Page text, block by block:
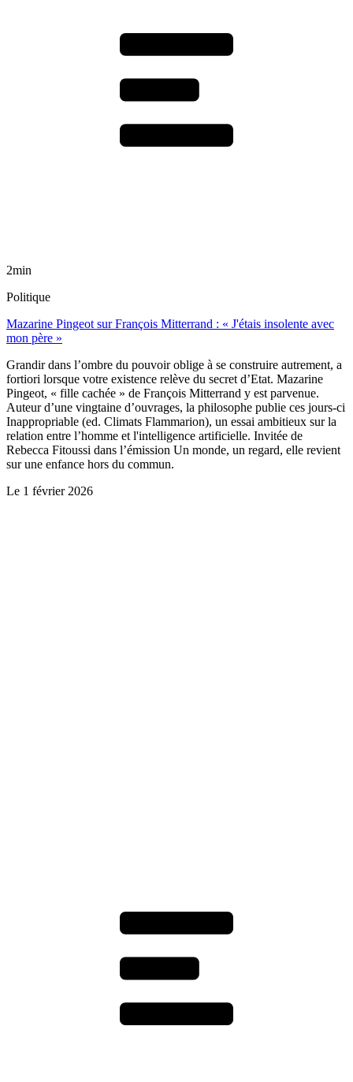
2min
Politique
Mazarine Pingeot sur François Mitterrand : « J'étais insolente avec
mon père »
Grandir dans l’ombre du pouvoir oblige à se construire autrement, a
fortiori lorsque votre existence relève du secret d’Etat. Mazarine
Pingeot, « fille cachée » de François Mitterrand y est parvenue.
Auteur d’une vingtaine d’ouvrages, la philosophe publie ces jours-ci
Inappropriable (ed. Climats Flammarion), un essai ambitieux sur la
relation entre l’homme et l'intelligence artificielle. Invitée de
Rebecca Fitoussi dans l’émission Un monde, un regard, elle revient
sur une enfance hors du commun.
Le 1 février 2026